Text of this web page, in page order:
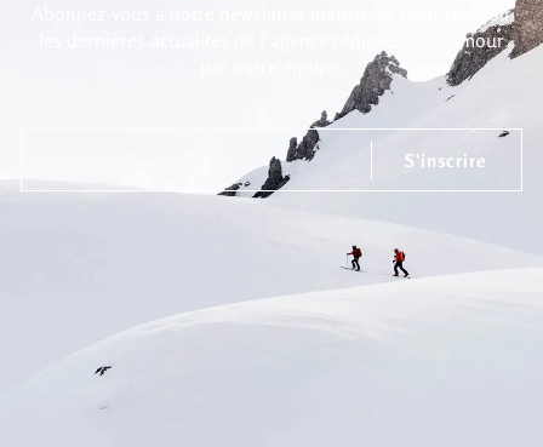
Abonnez-vous à notre newsletter mensuelle pour recevoir
les dernières actualités de l’agence rédigées avec amour
S'inscrire